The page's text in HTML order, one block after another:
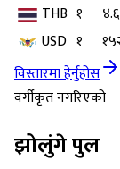
THB १ ४.६
USD १
विस्तारमा हेर्नुहोस
वर्गीकृत नगरिएको
झोलुंगे पुल